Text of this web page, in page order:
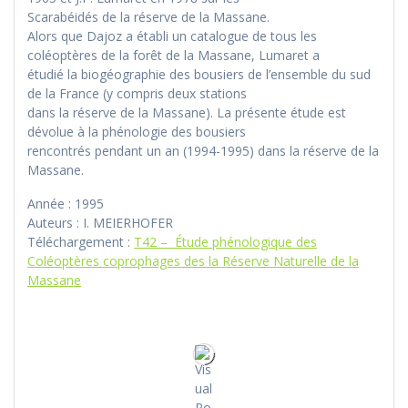
Scarabéidés de la réserve de la Massane.
Alors que Dajoz a établi un catalogue de tous les
coléoptères de la forêt de la Massane, Lumaret a
étudié la biogéographie des bousiers de l’ensemble du sud
de la France (y compris deux stations
dans la réserve de la Massane). La présente étude est
dévolue à la phénologie des bousiers
rencontrés pendant un an (1994-1995) dans la réserve de la
Massane.
Année : 1995
Auteurs : I. MEIERHOFER
Téléchargement : T42 – Étude phénologique des
Coléoptères coprophages des la Réserve Naturelle de la
Massane